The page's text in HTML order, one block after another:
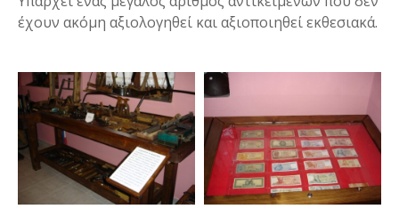
έχουν ακόμη αξιολογηθεί και αξιοποιηθεί εκθεσιακά.